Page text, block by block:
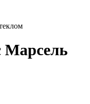
Марсель